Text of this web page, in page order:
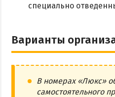
специально
Варианты
В номерах «Люкс»
самостоятельного